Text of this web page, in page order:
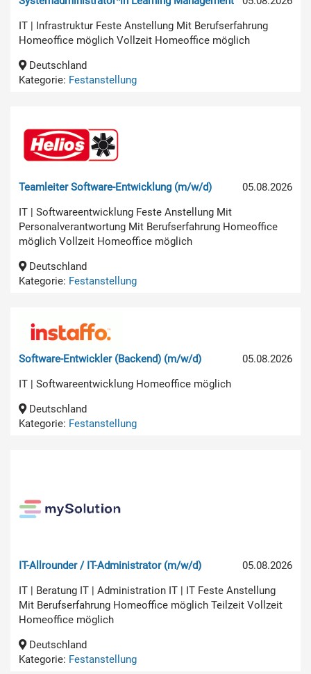
IT | Infrastruktur Feste Anstellung Mit Berufserfahrung
Homeoffice möglich Vollzeit Homeoffice möglich
Deutschland
Kategorie: Festanstellung
05.08.2026
Teamleiter Software-Entwicklung (m/w/d)
IT | Softwareentwicklung Feste Anstellung Mit
Personalverantwortung Mit Berufserfahrung Homeoffice
möglich Vollzeit Homeoffice möglich
Deutschland
Kategorie: Festanstellung
05.08.2026
Software-Entwickler (Backend) (m/w/d)
IT | Softwareentwicklung Homeoffice möglich
Deutschland
Kategorie: Festanstellung
05.08.2026
IT-Allrounder / IT-Administrator (m/w/d)
IT | Beratung IT | Administration IT | IT Feste Anstellung
Mit Berufserfahrung Homeoffice möglich Teilzeit Vollzeit
Homeoffice möglich
Deutschland
Kategorie: Festanstellung